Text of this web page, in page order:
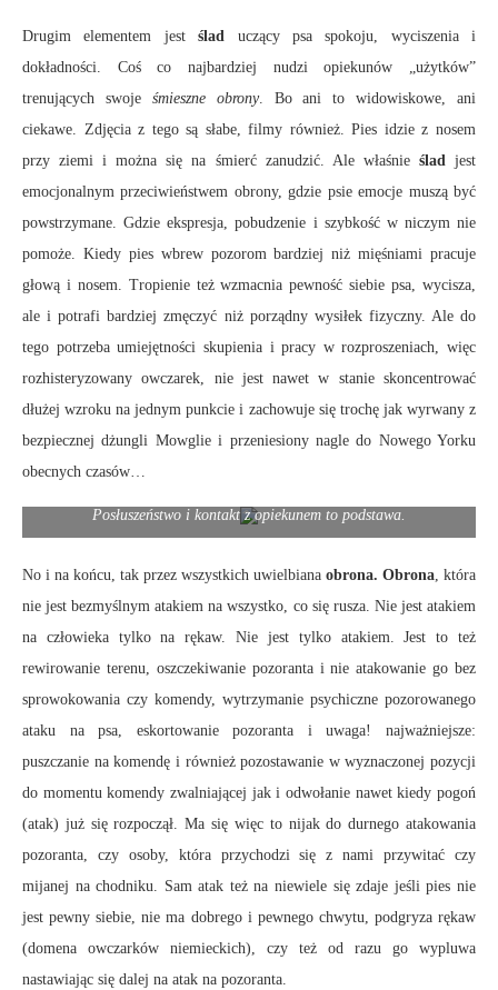
Drugim elementem jestślad
uczący psa spokoju, wyciszenia i
dokładności. Coś co najbardziej nudzi opiekunów „użytków”
trenujących swoje śmieszne obrony. Bo ani to widowiskowe, ani
ciekawe. Zdjęcia z tego są słabe, filmy również. Pies idzie z nosem
przy ziemi i można się na śmierć zanudzić. Ale właśnie ślad
jest
emocjonalnym przeciwieństwem obrony, gdzie psie emocje muszą być
powstrzymane. Gdzie ekspresja, pobudzenie i szybkość w niczym nie
pomoże. Kiedy pies wbrew pozorom bardziej niż mięśniami pracuje
głową i nosem. Tropienie też wzmacnia pewność siebie psa, wycisza,
ale i potrafi bardziej zmęczyć niż porządny wysiłek fizyczny. Ale do
tego potrzeba umiejętności skupienia i pracy w rozproszeniach, więc
rozhisteryzowany owczarek, nie jest nawet w stanie skoncentrować
dłużej wzroku na jednym punkcie i zachowuje się trochę jak wyrwany z
bezpiecznej dżungli Mowglie i przeniesiony nagle do Nowego Yorku
obecnych czasów…
Posłuszeństwo i kontakt z opiekunem to podstawa.
No i na końcu, tak przez wszystkich uwielbiana obrona. Obrona , która
nie jest bezmyślnym atakiem na wszystko, co się rusza. Nie jest atakiem
na człowieka tylko na rękaw. Nie jest tylko atakiem. Jest to też
rewirowanie terenu, oszczekiwanie pozoranta i nie atakowanie go bez
sprowokowania czy komendy, wytrzymanie psychiczne pozorowanego
ataku na psa, eskortowanie pozoranta i uwaga! najważniejsze:
puszczanie na komendę i również pozostawanie w wyznaczonej pozycji
do momentu komendy zwalniającej jak i odwołanie nawet kiedy pogoń
(atak) już się rozpoczął. Ma się więc to nijak do durnego atakowania
pozoranta, czy osoby, która przychodzi się z nami przywitać czy
mijanej na chodniku. Sam atak też na niewiele się zdaje jeśli pies nie
jest pewny siebie, nie ma dobrego i pewnego chwytu, podgryza rękaw
(domena owczarków niemieckich), czy też od razu go wypluwa
nastawiając się dalej na atak na pozoranta.